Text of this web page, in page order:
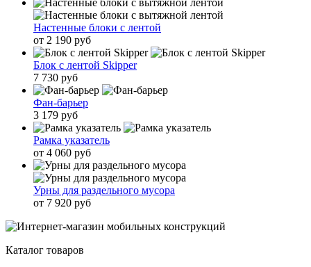
Настенные блоки с лентой
от 2 190 руб
Блок с лентой Skipper
7 730 руб
Фан-барьер
3 179 руб
Рамка указатель
от 4 060 руб
Урны для раздельного мусора
от 7 920 руб
Каталог товаров